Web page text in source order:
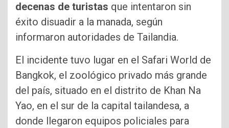
decenas de turistas que intentaron sin
éxito disuadir a la manada, según
informaron autoridades de Tailandia.
El incidente tuvo lugar en el Safari World de
Bangkok, el zoológico privado más grande
del país, situado en el distrito de Khan Na
Yao, en el sur de la capital tailandesa, a
donde llegaron equipos policiales para